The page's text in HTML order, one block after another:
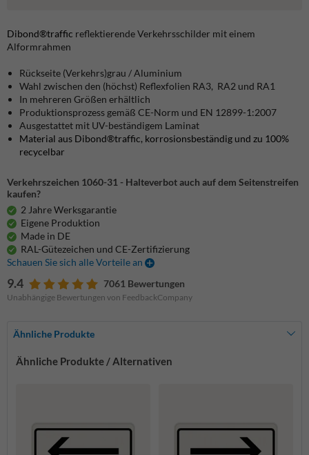
Dibond®traffic reflektierende Verkehrsschilder mit einem
Alformrahmen
Rückseite (Verkehrs)grau / Aluminium
Wahl zwischen den (höchst) Reflexfolien RA3, RA2 und RA1
In mehreren Größen erhältlich
Produktionsprozess gemäß CE-Norm und EN 12899-1:2007
Ausgestattet mit UV-beständigem Laminat
Material aus Dibond®traffic, korrosionsbeständig und zu 100%
recycelbar
Verkehrszeichen 1060-31 - Halteverbot auch auf dem Seitenstreifen
kaufen?
2 Jahre Werksgarantie
Eigene Produktion
Made in DE
RAL-Gütezeichen und CE-Zertifizierung
Schauen Sie sich alle Vorteile an
9.4 7061 Bewertungen
Unabhängige Bewertungen von FeedbackCompany
Ähnliche Produkte
Ähnliche Produkte / Alternativen